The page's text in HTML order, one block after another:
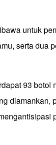
untuk
serta dua
93 botol
diamankan,